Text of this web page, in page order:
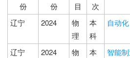
份
份
目
次
辽宁
2024
物
理
本
科
自动化
辽宁 2024
物
本
智能